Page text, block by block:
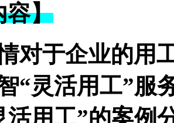
容】
对于企业的用
“灵活用工”服
活用工”的案例